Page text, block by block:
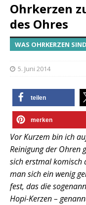
Ohrkerzen
des Ohres
WAS OHRKERZEN
5. Juni 2014
teilen
merken
Vor Kurzem bin ich
Reinigung der Ohren
sich erstmal komisch
man sich ein wenig
fest, das die
Hopi-Kerzen –